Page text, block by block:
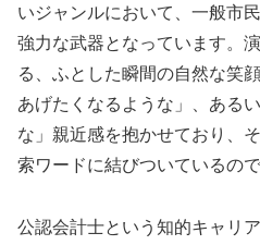
いジャンルにおいて、一般市
強力な武器となっています。
る、ふとした瞬間の自然な笑
あげたくなるような」、ある
な」親近感を抱かせており、
索ワードに結びついているので
公認会計士という知的キャリ